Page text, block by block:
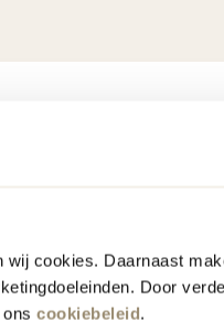
cookies. Daarnaast
Door
cookiebeleid.